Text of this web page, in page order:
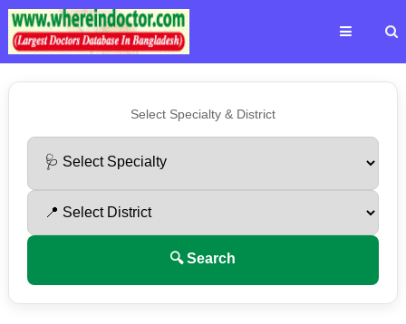
Select Specialty & District
🔍 Search